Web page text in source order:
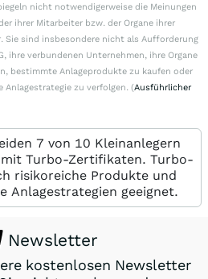
nicht notwendigerweise die Meinungen
ihrer Mitarbeiter bzw. der Organe ihrer
Sie sind insbesondere nicht als Aufforderung
ihre verbundenen Unternehmen, ihre Organe
bestimmte Anlageprodukte zu kaufen oder
zu verfolgen. (Ausführlicher
7 von 10 Kleinanlegern
Turbo-Zertifikaten. Turbo-
risikoreiche Produkte und
Anlagestrategien geeignet.
Newsletter
kostenlosen Newsletter